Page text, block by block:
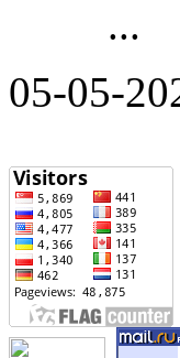
...
05-05-